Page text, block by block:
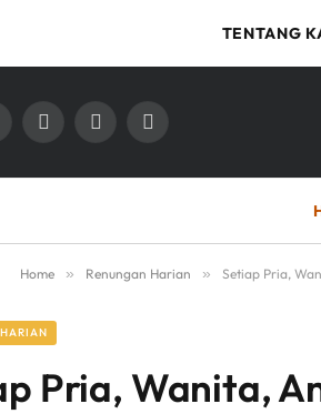
TENTANG
InstagramYouTubeTikTok
Home » Renungan Harian » Setiap Pria,
Pria, Wanita,